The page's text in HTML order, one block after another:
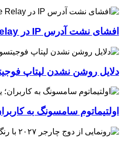
افشای نشت آدرس IP در iCloud Private Relay اپل؛ سیستم پاس‌کی چگونه حریم خصوصی کاربران را لو می‌دهد؟
دلایل روشن نشدن لپتاپ
اولتیماتوم سامسونگ به